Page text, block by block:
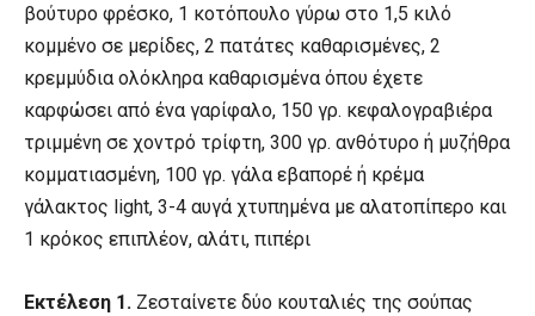
βούτυρο φρέσκο, 1 κοτόπουλο γύρω στο 1,5 κιλό
κομμένο σε μερίδες, 2 πατάτες καθαρισμένες, 2
κρεμμύδια ολόκληρα καθαρισμένα όπου έχετε
καρφώσει από ένα γαρίφαλο, 150 γρ. κεφαλογραβιέρα
τριμμένη σε χοντρό τρίφτη, 300 γρ. ανθότυρο ή μυζήθρα
κομματιασμένη, 100 γρ. γάλα εβαπορέ ή κρέμα
γάλακτος light, 3-4 αυγά χτυπημένα με αλατοπίπερο και
1 κρόκος επιπλέον, αλάτι, πιπέρι
Εκτέλεση 1. Ζεσταίνετε δύο κουταλιές της σούπας